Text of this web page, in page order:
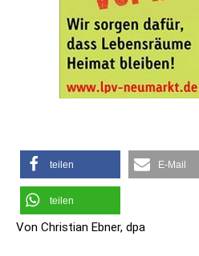
teilen E-Mail
teilen
Von Christian Ebner, dpa